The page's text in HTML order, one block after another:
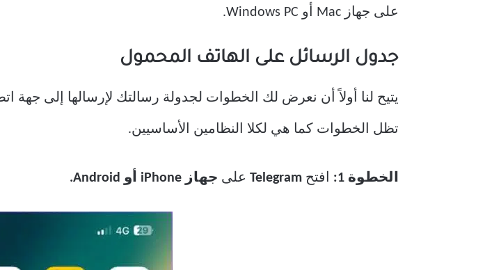
على جهاز Mac أو Windows PC.
جدول الرسائل على الهاتف المحمول
تظل الخطوات كما هي لكلا النظامين الأساسيين.
الخطوة 1: افتح Telegram على جهاز iPhone أو Android.